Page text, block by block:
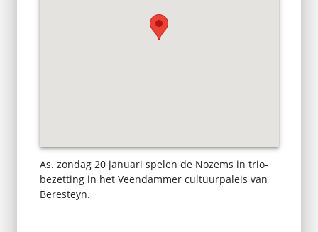
As. zondag 20 januari spelen de Nozems in trio-
bezetting in het Veendammer cultuurpaleis van
Beresteyn.